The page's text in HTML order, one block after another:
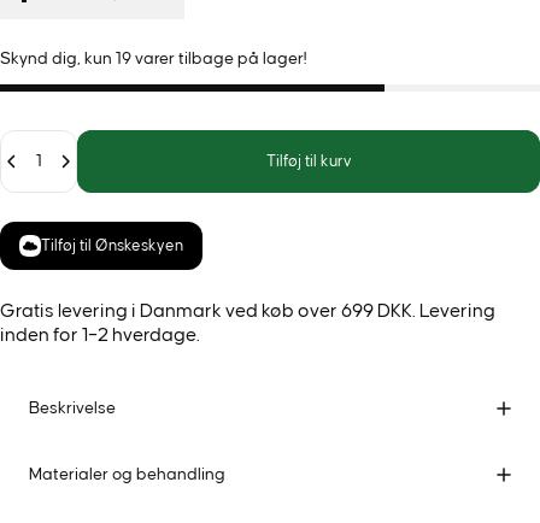
Skynd dig, kun 19 varer tilbage på lager!
Antal
Tilføj til kurv
Tilføj til Ønskeskyen
Gratis levering i Danmark ved køb over 699 DKK. Levering
inden for 1–2 hverdage.
Beskrivelse
Materialer og behandling